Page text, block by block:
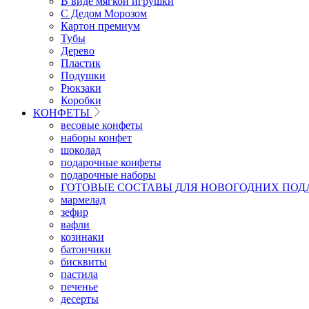
С Дедом Морозом
Картон премиум
Тубы
Дерево
Пластик
Подушки
Рюкзаки
Коробки
КОНФЕТЫ
весовые конфеты
наборы конфет
шоколад
подарочные конфеты
подарочные наборы
ГОТОВЫЕ СОСТАВЫ ДЛЯ НОВОГОДНИХ
мармелад
зефир
вафли
козинаки
батончики
бисквиты
пастила
печенье
десерты